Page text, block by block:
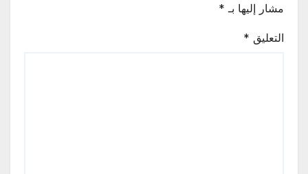
مشار إليها بـ *
التعليق *